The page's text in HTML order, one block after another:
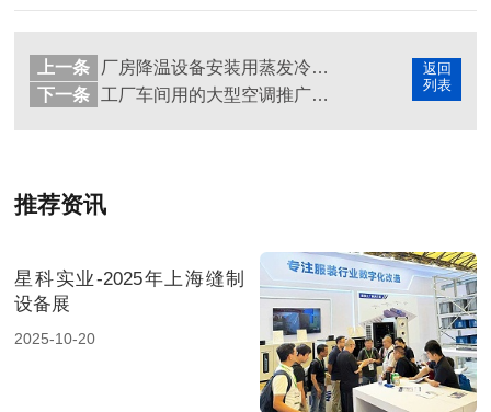
返回
列表
上一条
厂房降温设备安装用蒸发冷省电空调，省电降温两不误
下一条
工厂车间用的大型空调推广蒸发冷省电空调助力企业降本增效
推荐资讯
星科实业-2025年上海缝制
设备展
2025-10-20